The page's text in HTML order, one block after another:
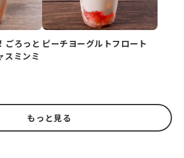
ごろっと
スミンミ
ピーチヨーグルトフロート
もっと見る